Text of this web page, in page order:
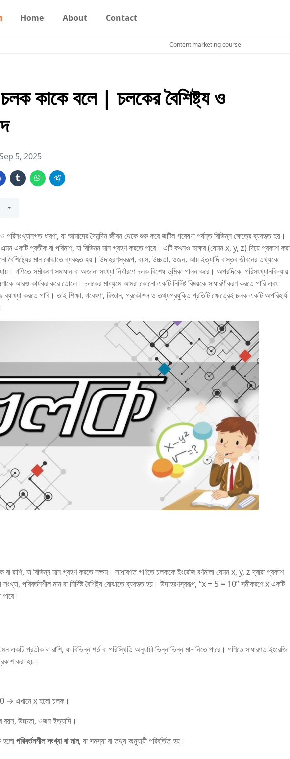
Home About Contact
Content marketing course
কাকে বলে | চলকের বৈশিষ্ট্য ও
Sep 5, 2025
ধারণা, যা আমাদের দৈনন্দিন জীবন থেকে শুরু করে জটিল গবেষণা পর্যন্ত বিভিন্ন ক্ষেত্রে ব্যবহৃত হয়।
একটি প্রতীক বা পরিমাণ, যা বিভিন্ন মান গ্রহণ করতে পারে। এটি কখনও অক্ষর (যেমন x, y, z) দিয়ে প্রকাশ করা
বৈশিষ্ট্যের মান বোঝাতে ব্যবহৃত হয়। উদাহরণস্বরূপ, বয়স, উচ্চতা, ওজন, আয় ইত্যাদি বাস্তব জীবনের তথ্যকে
গণিতে সমীকরণ সমাধান বা অজানা সংখ্যা নির্ধারণে চলক বিশেষ ভূমিকা পালন করে। অপরদিকে, পরিসংখ্যানবিদ্যায়
আরও কার্যকর করে তোলে। চলকের মাধ্যমে আমরা কোনো একটি নির্দিষ্ট বিষয়কে সাধারণীকরণ করতে পারি এবং
ব্যাখ্যা করতে পারি। তাই শিক্ষা, গবেষণা, বিজ্ঞান, প্রকৌশল ও তথ্যপ্রযুক্তি প্রতিটি ক্ষেত্রেই চলক একটি অপরিহার্য
রাশি, যা বিভিন্ন মান গ্রহণ করতে সক্ষম। সাধারণত গণিতে চলককে ইংরেজি বর্ণমালা যেমন x, y, z দ্বারা প্রকাশ
পরিবর্তনশীল মান বা নির্দিষ্ট বৈশিষ্ট্য বোঝাতে ব্যবহৃত হয়। উদাহরণস্বরূপ, “x + 5 = 10” সমীকরণে x একটি
একটি প্রতীক বা রাশি, যা বিভিন্ন শর্ত বা পরিস্থিতি অনুযায়ী ভিন্ন ভিন্ন মান নিতে পারে। গণিতে সাধারণত ইংরেজি
করা হয়।
→ এখানে x হলো চলক।
বয়স, উচ্চতা, ওজন ইত্যাদি।
হলোপরিবর্তনশীল সংখ্যা বা মান, যা সমস্যা বা তথ্য অনুযায়ী পরিবর্তিত হয়।